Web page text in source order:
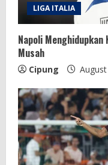
LIGA ITALIA
Napoli
Musah
Cipung